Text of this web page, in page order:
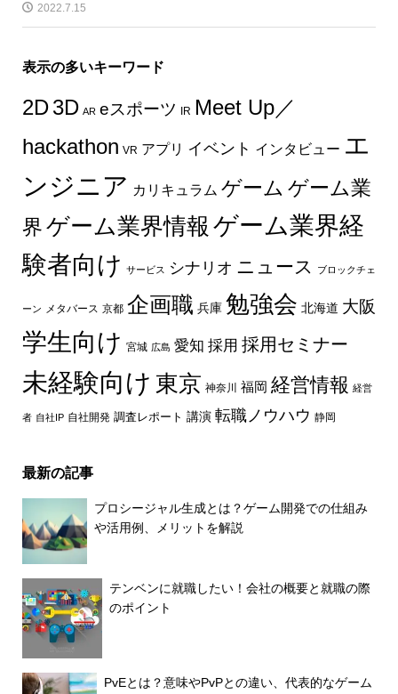
2022.7.15
表示の多いキーワード
2D3D AR eスポーツ IR Meet Up／
hackathon VR アプリ イベント インタビュー エ
ンジニア カリキュラム ゲーム ゲーム業
界ゲーム業界情報 ゲーム業界経
験者向け サービス シナリオ ニュース ブロックチェ
ーン メタバース 京都 企画職 兵庫 勉強会 北海道 大阪
学生向け 宮城 広島 愛知 採用 採用セミナー
未経験向け 東京 神奈川 福岡 経営情報 経営
者 自社IP 自社開発 調査レポート 講演 転職ノウハウ 静岡
最新の記事
プロシージャル生成とは？ゲーム開発での仕組み
や活用例、メリットを解説
テンベンに就職したい！会社の概要と就職の際
のポイント
PvEとは？意味やPvPとの違い、代表的なゲーム